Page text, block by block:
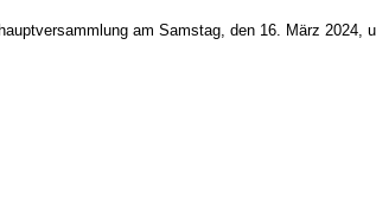
am Samstag, den 16. März 2024,